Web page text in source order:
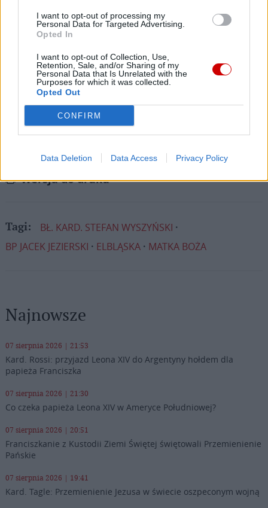
I want to opt-out of processing my
Personal Data for Targeted Advertising.
Opted In
I want to opt-out of Collection, Use,
Retention, Sale, and/or Sharing of my
Personal Data that Is Unrelated with the
Purposes for which it was collected.
Opted Out
CONFIRM
Data Deletion Data Access Privacy Policy
pośrednictwem serwisu Patronite.
Dzięki Tobie będziemy mogli realizować naszą
misję. Więcej informacji znajdziesz
Facebook
Wersja do druku
Tagi:
BŁ. KARD. STEFAN WYSZYŃSKI
BP JACEK JEZIERSKI
ELBLĄSKA MATKA BOŻA
Najnowsze
07 sierpnia 2026 | 21:53
Kard. Rossi: przyjazd Leona XIV do Argentyny hołdem dla
papieża Franciszka
07 sierpnia 2026 | 21:30
Co czeka papieża Leona XIV w Ameryce Południowej?
07 sierpnia 2026 | 20:51
Franciszkanie z Kustodii Ziemi Świętej świętowali Przemienienie
Pańskie
07 sierpnia 2026 | 19:41
Kard. Tagle: Przemienienie Jezusa w świecie oszpeconym wojną